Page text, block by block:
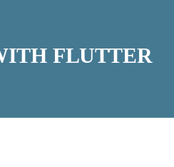
FLUTTER